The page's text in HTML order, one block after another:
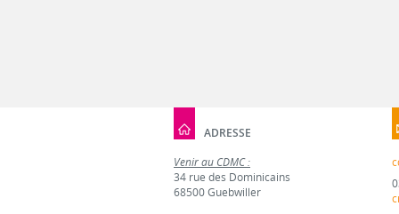
ADRESSE
Venir au CDMC :
34 rue des Dominicains
68500 Guebwiller